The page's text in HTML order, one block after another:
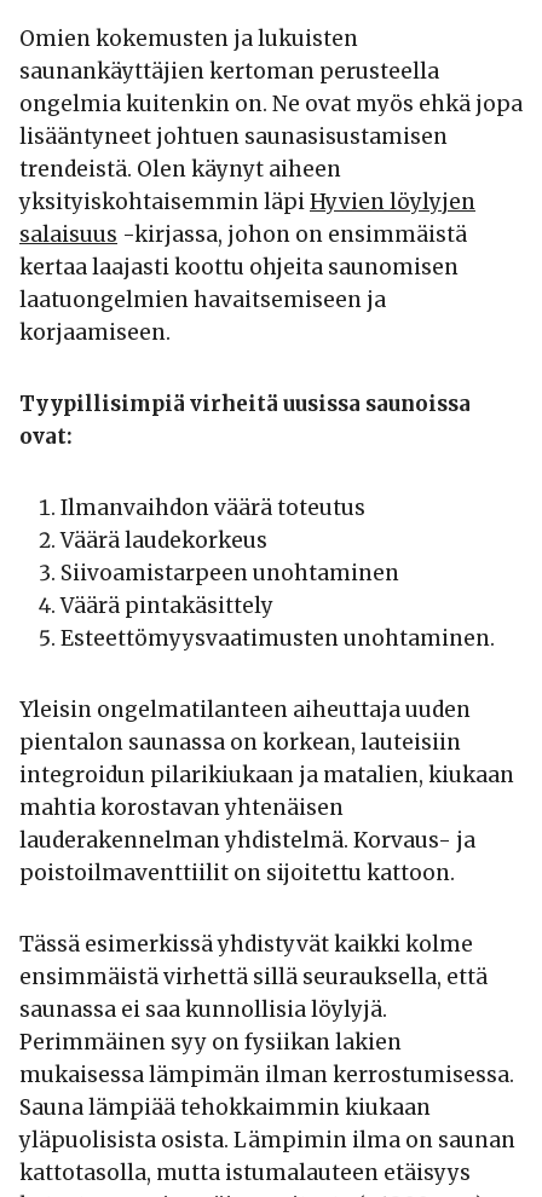
Omien kokemusten ja lukuisten
saunankäyttäjien kertoman perusteella
ongelmia kuitenkin on. Ne ovat myös ehkä jopa
lisääntyneet johtuen saunasisustamisen
trendeistä. Olen käynyt aiheen
yksityiskohtaisemmin läpiHyvien löylyjen
salaisuus -kirjassa, johon on ensimmäistä
kertaa laajasti koottu ohjeita saunomisen
laatuongelmien havaitsemiseen ja
korjaamiseen.
Tyypillisimpiä virheitä uusissa saunoissa
ovat:
Ilmanvaihdon väärä toteutus
Väärä laudekorkeus
Siivoamistarpeen unohtaminen
Väärä pintakäsittely
Esteettömyysvaatimusten unohtaminen.
Yleisin ongelmatilanteen aiheuttaja uuden
pientalon saunassa on korkean, lauteisiin
integroidun pilarikiukaan ja matalien, kiukaan
mahtia korostavan yhtenäisen
lauderakennelman yhdistelmä. Korvaus- ja
poistoilmaventtiilit on sijoitettu kattoon.
Tässä esimerkissä yhdistyvät kaikki kolme
ensimmäistä virhettä sillä seurauksella, että
saunassa ei saa kunnollisia löylyjä.
Perimmäinen syy on fysiikan lakien
mukaisessa lämpimän ilman kerrostumisessa.
Sauna lämpiää tehokkaimmin kiukaan
yläpuolisista osista. Lämpimin ilma on saunan
kattotasolla, mutta istumalauteen etäisyys